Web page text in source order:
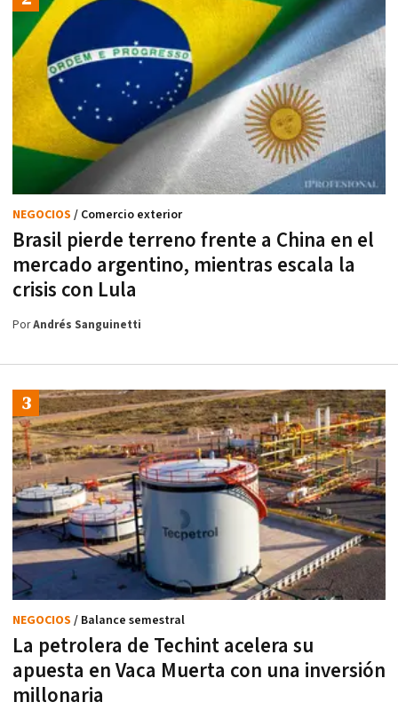
Brasil pierde terreno frente a China en el
mercado argentino, mientras escala la
crisis con Lula
NEGOCIOS / Comercio exterior
PorAndrés Sanguinetti
La petrolera de Techint acelera su
apuesta en Vaca Muerta con una inversión
millonaria
NEGOCIOS / Balance semestral